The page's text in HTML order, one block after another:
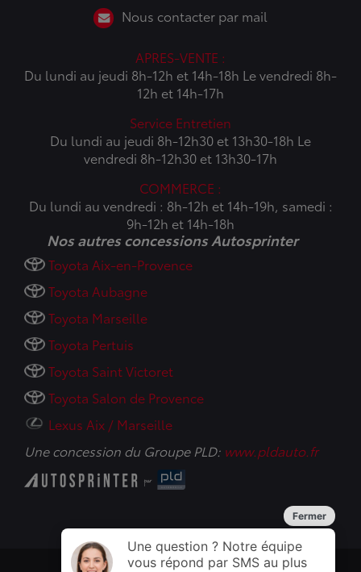
Nous contacter par mail
APRES-VENTE :
Du lundi au jeudi 8h-12h et 14h-18h Le vendredi 8h-
12h et 14h-17h
Service Entretien
Du lundi au jeudi 8h-12h30 et 13h30-18h Le
vendredi 8h-12h30 et 13h30-17h
COMMERCE :
Du lundi au vendredi : 8h-12h et 14h-19h, samedi :
9h-12h et 14h-18h
Nos autres concessions Autosprinter
Toyota Aix-en-Provence
Toyota Aubagne
Toyota Marseille
Toyota Pertuis
Toyota Saint Victoret
Toyota Salon de Provence
Lexus Aix / Marseille
Une concession du Groupe PLD: www.pldauto.fr